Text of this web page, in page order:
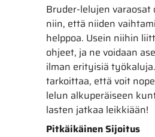
Bruder-lelujen
niin, että niiden
helppoa. Usein niihin
ohjeet, ja ne voidaan
ilman erityisiä
tarkoittaa, että voit
lelun alkuperäiseen
lasten jatkaa leikkiään!
Pitkäikäinen Sijoitus